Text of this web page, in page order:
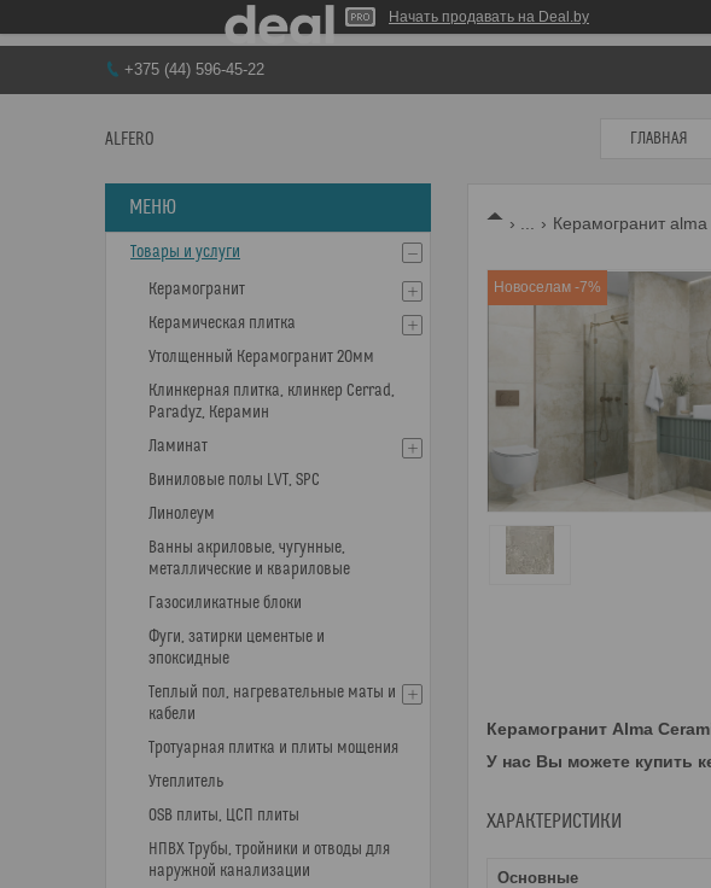
Начать продавать на Deal.by
+375 (44) 596-45-22
ALFERO ГЛАВНАЯ
Керамогранит
Новоселам -7%
Керамогранит Alma
У нас Вы можете купить
ХАРАКТЕРИСТИКИ
Основные
Товары и услуги
Керамогранит
Керамическая плитка
Утолщенный Керамогранит 20мм
Клинкерная плитка, клинкер Cerrad,
Paradyz, Керамин
Ламинат
Виниловые полы LVT, SPC
Линолеум
Ванны акриловые, чугунные,
металлические и квариловые
Газосиликатные блоки
Фуги, затирки цементые и
эпоксидные
Теплый пол, нагревательные маты и
кабели
Тротуарная плитка и плиты мощения
Утеплитель
OSB плиты, ЦСП плиты
НПВХ Трубы, тройники и отводы для
наружной канализации